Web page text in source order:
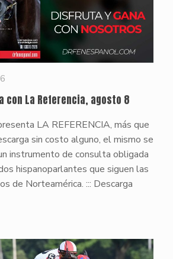
con La Referencia, agosto 8
LA REFERENCIA, más que
sin costo alguno, el mismo se
instrumento de consulta obligada
hispanoparlantes que siguen las
de Norteamérica. ::: Descarga